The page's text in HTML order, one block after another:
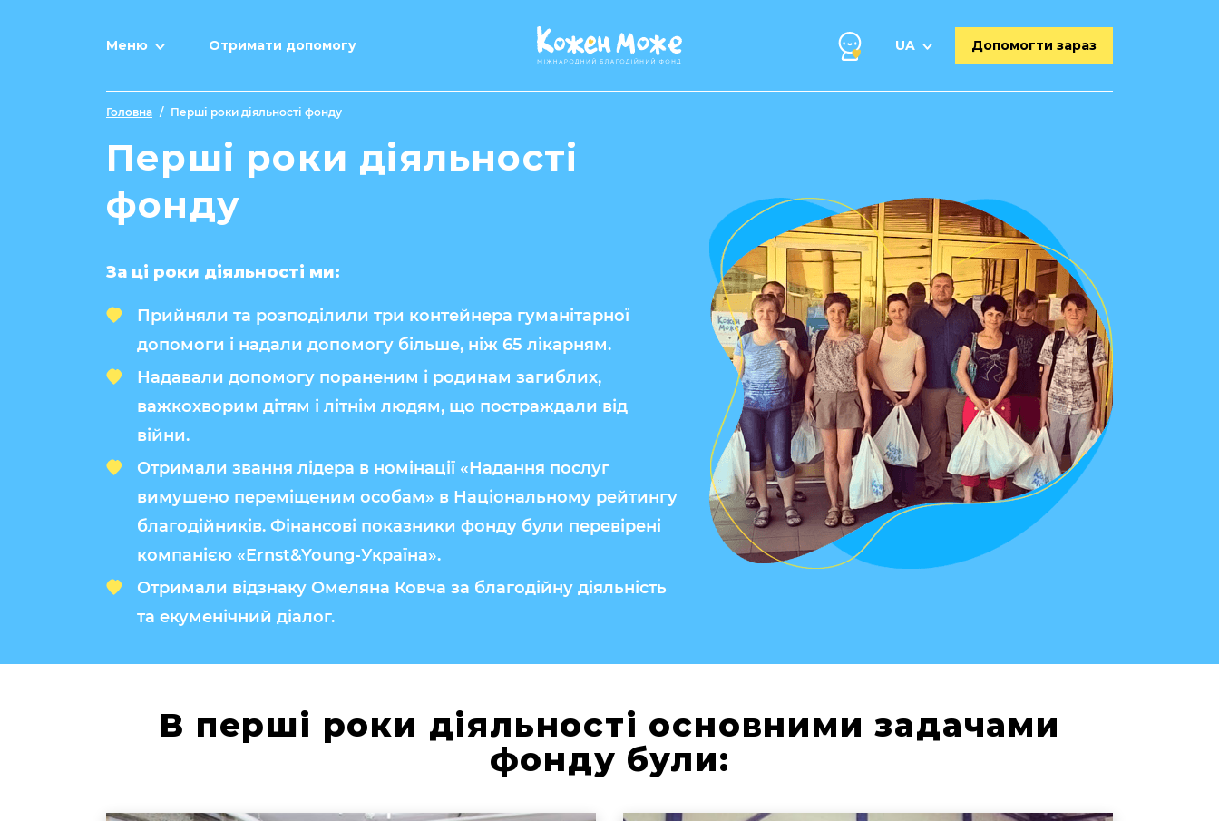
Меню Отримати допомогу UA Допомогти зараз
Головна / Перші роки діяльності фонду
Перші роки діяльності
фонду
За ці роки діяльності ми:
Прийняли та розподілили три контейнера гуманітарної
допомоги і надали допомогу більше, ніж 65 лікарням.
Надавали допомогу пораненим і родинам загиблих,
важкохворим дітям і літнім людям, що постраждали від
війни.
Отримали звання лідера в номінації «Надання послуг
вимушено переміщеним особам» в Національному рейтингу
благодійників. Фінансові показники фонду були перевірені
компанією «Ernst&Young-Україна».
Отримали відзнаку Омеляна Ковча за благодійну діяльність
та екуменічний діалог.
В перші роки діяльності основними задачами
фонду були: